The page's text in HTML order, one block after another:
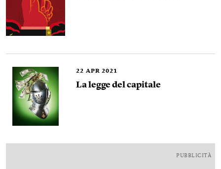
22 APR 2021
La legge del capitale
PUBBLICITÀ